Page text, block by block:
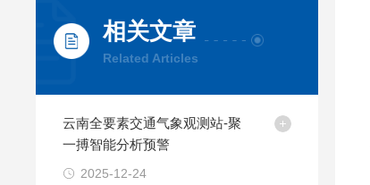
相关文章
Related Articles
云南全要素交通气象观测站-聚
一搏智能分析预警
2025-12-24